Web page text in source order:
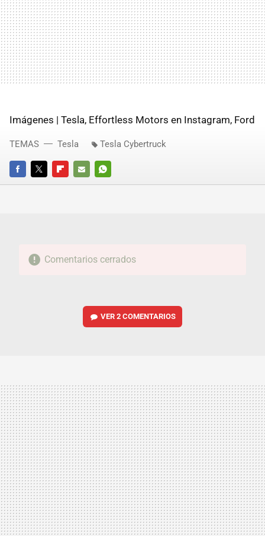
Imágenes | Tesla, Effortless Motors en Instagram, Ford
FACEBOOKTWITTERFLIPBOARD
E-
WHATSAPP
TEMAS Tesla Tesla Cybertruck
Comentarios cerrados
VER2 COMENTARIOS